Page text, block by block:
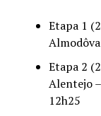
Etapa 1
Etapa 2
Alentejo
12h25